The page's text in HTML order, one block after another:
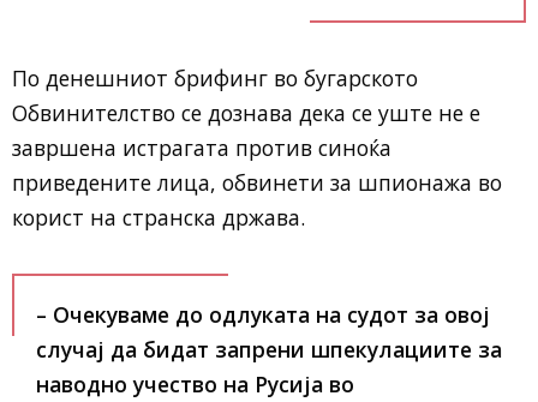
По денешниот брифинг во бугарското
Обвинителство се дознава дека се уште не е
завршена истрагата против синоќа
приведените лица, обвинети за шпионажа во
корист на странска држава.
– Очекуваме до одлуката на судот за овој
случај да бидат запрени шпекулациите за
наводно учество на Русија во